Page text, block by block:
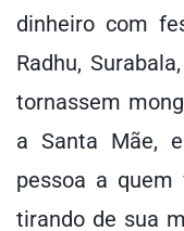
dinheiro com
Radhu,
tornassem
a Santa Mãe,
pessoa a
tirando de sua